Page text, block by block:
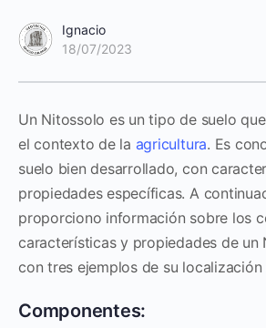
Ignacio
18/07/2023
Un Nitossolo es un tipo de suelo
el contexto de la agricultura. Es
suelo bien desarrollado, con
propiedades específicas. A
proporciono información sobre los
características y propiedades de un
con tres ejemplos de su localización
Componentes: